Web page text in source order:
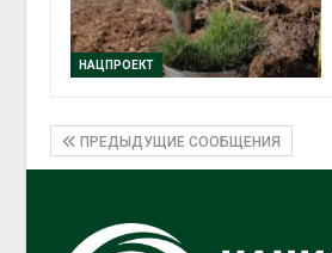
НАЦПРОЕКТ
ПРЕДЫДУЩИЕ СООБЩЕНИЯ